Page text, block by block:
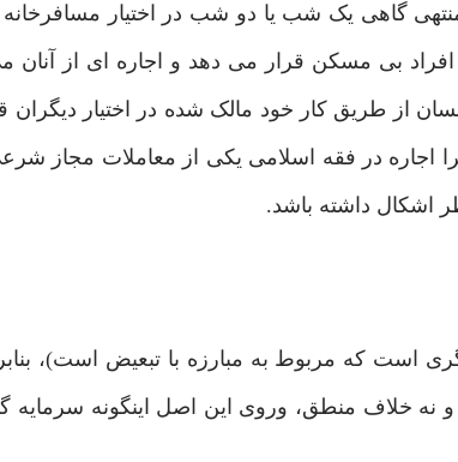
گاهی یک شب یا دو شب در اختیار مسافرخانه
افراد بی مسکن قرار می دهد و اجاره ای از آنان
از طریق کار خود مالک شده در اختیار دیگران
اجاره در فقه اسلامی یکی از معاملات مجاز
اشکال داشته باشد.
که مربوط به مبارزه با تبعیض است)،
نه خلاف منطق، وروی این اصل اینگونه سرمایه